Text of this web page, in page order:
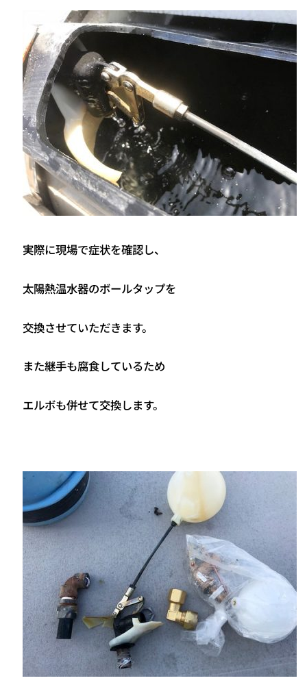
実際に現場で症状を確認し、
太陽熱温水器のボールタップを
交換させていただきます。
また継手も腐食しているため
エルボも併せて交換します。